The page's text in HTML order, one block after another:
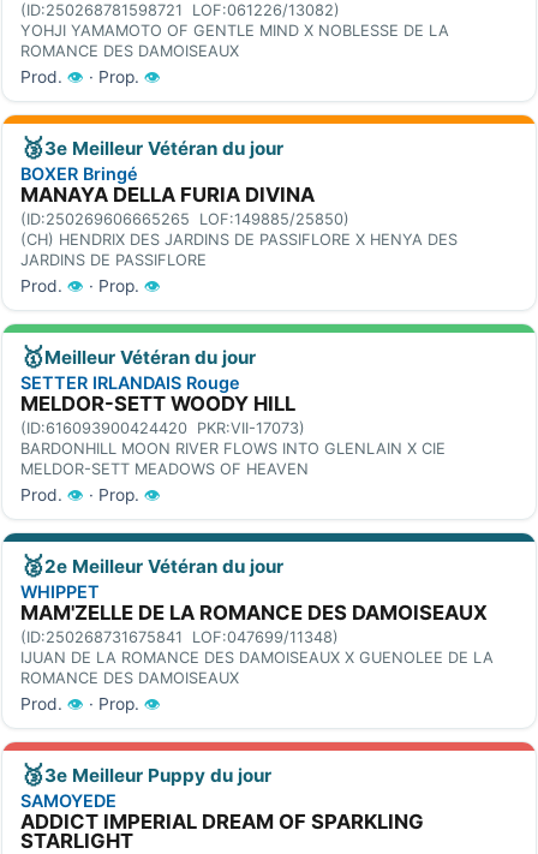
(ID:250268781598721 LOF:061226/13082)
YOHJI YAMAMOTO OF GENTLE MIND X NOBLESSE DE LA
ROMANCE DES DAMOISEAUX
Prod. 👁 · Prop. 👁
🥉3e Meilleur Vétéran du jour
BOXER Bringé
MANAYA DELLA FURIA DIVINA
(ID:250269606665265 LOF:149885/25850)
(CH) HENDRIX DES JARDINS DE PASSIFLORE X HENYA DES
JARDINS DE PASSIFLORE
Prod. 👁 · Prop. 👁
🥇Meilleur Vétéran du jour
SETTER IRLANDAIS Rouge
MELDOR-SETT WOODY HILL
(ID:616093900424420 PKR:VII-17073)
BARDONHILL MOON RIVER FLOWS INTO GLENLAIN X CIE
MELDOR-SETT MEADOWS OF HEAVEN
Prod. 👁 · Prop. 👁
🥈2e Meilleur Vétéran du jour
WHIPPET
MAM'ZELLE DE LA ROMANCE DES DAMOISEAUX
(ID:250268731675841 LOF:047699/11348)
IJUAN DE LA ROMANCE DES DAMOISEAUX X GUENOLEE DE LA
ROMANCE DES DAMOISEAUX
Prod. 👁 · Prop. 👁
🥉3e Meilleur Puppy du jour
SAMOYEDE
ADDICT IMPERIAL DREAM OF SPARKLING
STARLIGHT